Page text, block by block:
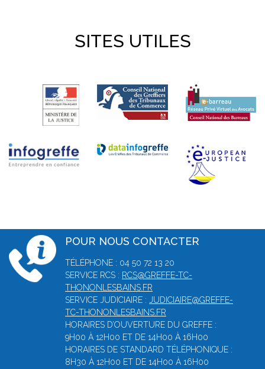
SITES UTILES
POUR NOUS CONTACTER
TÉLÉPHONE : 04 50 72 13 20
SERVICE RCS : RCS@GREFFE-TC-
THONONLESBAINS.FR
SERVICE JUDICIAIRE : JUDICIAIRE@GREFFE-
TC-THONONLESBAINS.FR
HORAIRES D’OUVERTURE DU GREFFE :
9H00 À 12H00 ET DE 14H00 À 16H00
HORAIRES DE STANDARD TÉLÉPHONIQUE :
8H30 À 12H00 ET DE 14H00 À 16H00